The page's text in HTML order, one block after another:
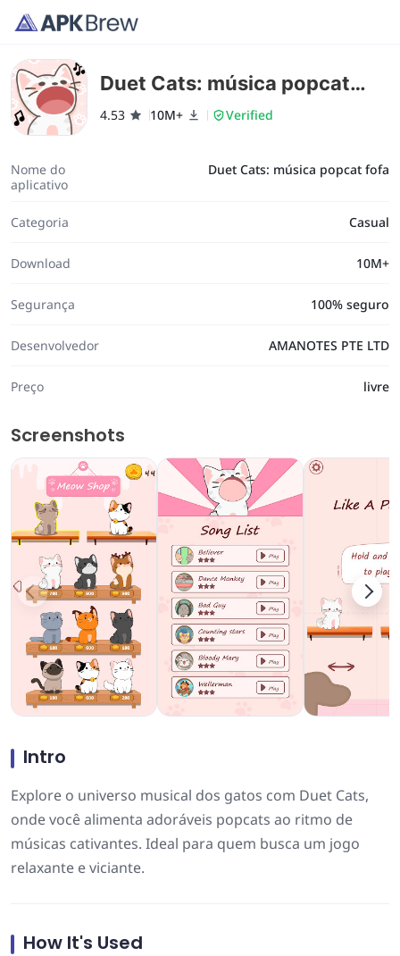
Duet Cats: música popcat
fofa
4.53 10M+ Verified
Nome do
aplicativo
Duet Cats: música popcat fofa
Categoria Casual
Download 10M+
Segurança 100% seguro
Desenvolvedor AMANOTES PTE LTD
Preço livre
Screenshots
Intro
Explore o universo musical dos gatos com Duet Cats,
onde você alimenta adoráveis popcats ao ritmo de
músicas cativantes. Ideal para quem busca um jogo
relaxante e viciante.
How It's Used